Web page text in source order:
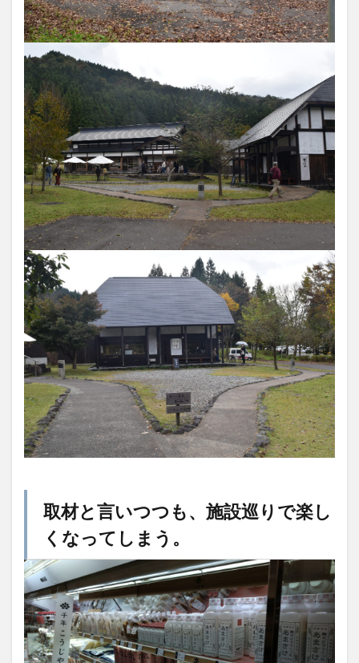
取材と言いつつも、施設巡りで楽し
くなってしまう。